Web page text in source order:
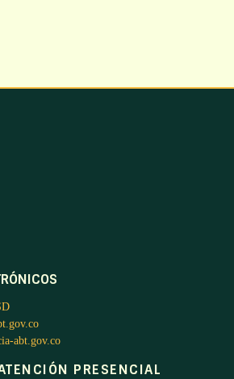
abt.gov.co
PRESENCIAL